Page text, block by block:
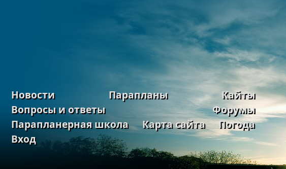
Новости Парапланы
Кайты
Вопросы и ответы
Форумы
Парапланерная школа
Карта сайта
Погода
Вход